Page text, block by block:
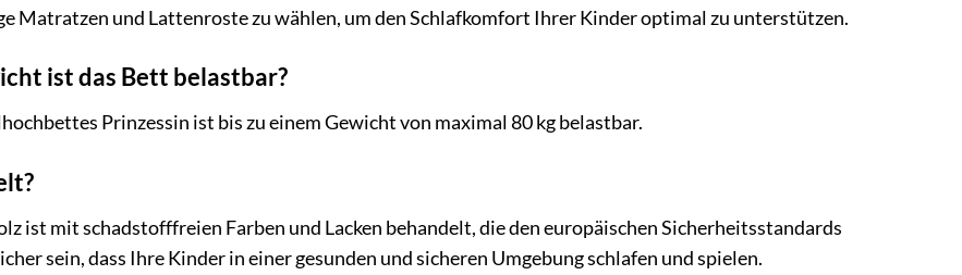
Matratzen und Lattenroste zu wählen, um den Schlafkomfort Ihrer Kinder optimal zu unterstützen.
ist das Bett belastbar?
Prinzessin ist bis zu einem Gewicht von maximal 80 kg belastbar.
ist mit schadstofffreien Farben und Lacken behandelt, die den europäischen Sicherheitsstandards
sein, dass Ihre Kinder in einer gesunden und sicheren Umgebung schlafen und spielen.